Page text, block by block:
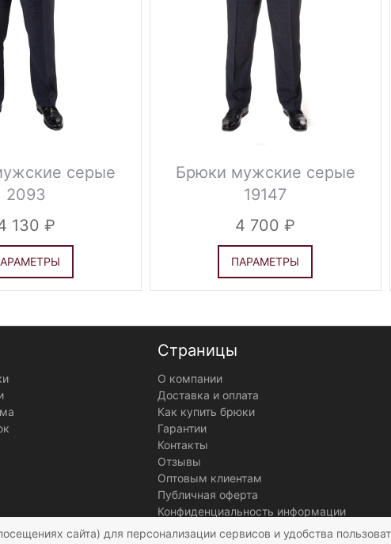
серые
2093
130
Брюки мужские серые
19147
4 700
ПАРАМЕТРЫ
Страницы
О компании
Доставка и оплата
Как купить брюки
Гарантии
Контакты
Отзывы
Оптовым клиентам
Публичная оферта
Конфиденциальность информации
сайта) для персонализации сервисов и удобства